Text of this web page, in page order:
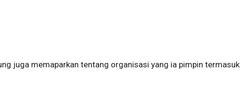
juga memaparkan tentang organisasi yang ia pimpin